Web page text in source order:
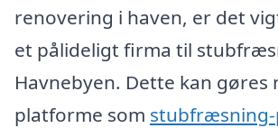
renovering i haven, er det
et pålideligt firma til
Havnebyen. Dette kan gøres
platforme som